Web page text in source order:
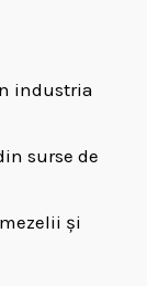
industria
surse de
și